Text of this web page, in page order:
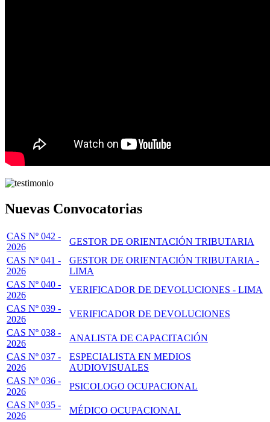
Nuevas Convocatorias
CAS Nº 042 -
2026
GESTOR DE ORIENTACIÓN TRIBUTARIA
CAS Nº 041 -
2026
GESTOR DE ORIENTACIÓN TRIBUTARIA -
LIMA
CAS Nº 040 -
2026
VERIFICADOR DE DEVOLUCIONES - LIMA
CAS Nº 039 -
2026
VERIFICADOR DE DEVOLUCIONES
CAS Nº 038 -
2026
ANALISTA DE CAPACITACIÓN
CAS Nº 037 -
2026
ESPECIALISTA EN MEDIOS
AUDIOVISUALES
CAS Nº 036 -
2026
PSICOLOGO OCUPACIONAL
CAS Nº 035 -
2026
MÉDICO OCUPACIONAL